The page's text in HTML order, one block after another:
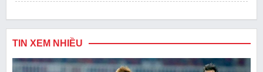
TIN XEM NHIỀU